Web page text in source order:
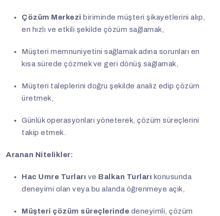
Çözüm Merkezi biriminde müşteri şikayetlerini alıp,
en hızlı ve etkili şekilde çözüm sağlamak,
Müşteri memnuniyetini sağlamak adına sorunları en
kısa sürede çözmek ve geri dönüş sağlamak,
Müşteri taleplerini doğru şekilde analiz edip çözüm
üretmek,
Günlük operasyonları yöneterek, çözüm süreçlerini
takip etmek.
Aranan Nitelikler:
Hac Umre Turları ve Balkan Turları konusunda
deneyimi olan veya bu alanda öğrenmeye açık,
Müşteri çözüm süreçlerinde deneyimli, çözüm